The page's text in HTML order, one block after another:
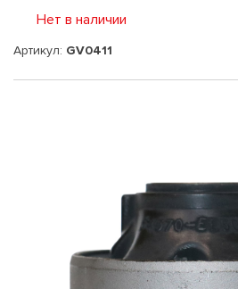
Нет в наличии
Артикул: GV0411